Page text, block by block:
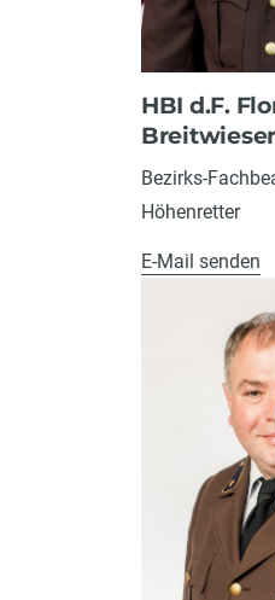
HBI d.F.
Breitwieser
Bezirks-
Höhenretter
E-Mail senden